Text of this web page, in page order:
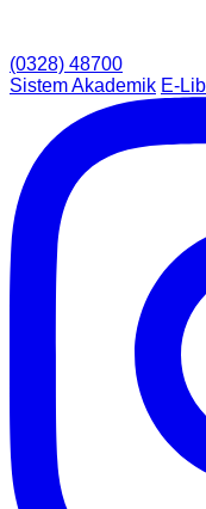
(0328) 48700
Sistem Akademik E-